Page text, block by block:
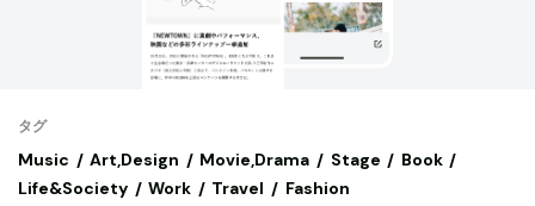
タグ
Music Art,Design Movie,Drama Stage
Book
Life&Society
Work Travel Fashion